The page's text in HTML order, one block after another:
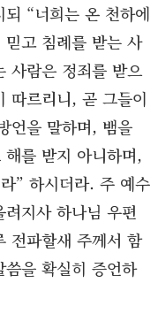
“너희는 온 천하에
고 침례를 받는 사
사람은 정죄를 받으
따르리니, 곧 그들이
언을 말하며, 뱀을
를 받지 아니하며,
” 하시더라. 주 예수
지사 하나님 우편
전파할새 주께서 함
을 확실히 증언하